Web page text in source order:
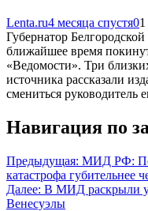
Lenta.ru4 месяца спустя0
Губернатор
ближайшее время
«Ведомости». Три
источника рассказали
смениться руководитель
Навигация по
Предыдущая: МИД РФ:
катастрофа губительнее
Далее: В МИД раскрыли
Венесуэлы